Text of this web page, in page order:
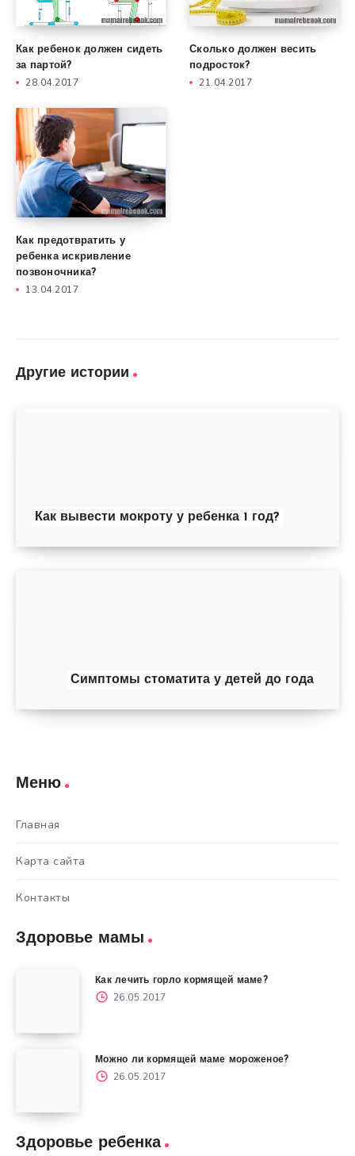
Как ребенок должен сидеть
за партой?
28.04.2017
Сколько должен весить
подросток?
21.04.2017
Как предотвратить у
ребенка искривление
позвоночника?
13.04.2017
Другие истории
Как вывести мокроту у ребенка 1 год?
Симптомы стоматита у детей до года
Меню
Главная
Карта сайта
Контакты
Здоровье мамы
Как лечить горло кормящей маме?
26.05.2017
Можно ли кормящей маме мороженое?
26.05.2017
Здоровье ребенка